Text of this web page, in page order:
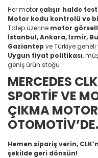
Her motor çalışır halde
Motor kodu kontrolü ve
Talep üzerine motor
İstanbul, Ankara, İzmir,
Gaziantep ve Türkiye
Uygun fiyat politikası,
geniş ürün stoğu
MERCEDES
SPORTİF VE
ÇIKMA
OTOMOTİV’DE.
Hemen sipariş verin,
şekilde geri dönsün!